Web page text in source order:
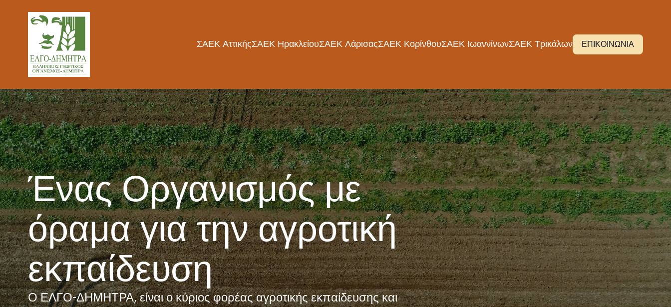
ΣΑΕΚ ΑττικήςΣΑΕΚ ΗρακλείουΣΑΕΚ ΛάρισαςΣΑΕΚ ΚορίνθουΣΑΕΚ ΙωαννίνωνΣΑΕΚ Τρικάλων ΕΠΙΚΟΙΝΩΝΙΑ
Ένας Οργανισμός με
όραμα για την αγροτική
εκπαίδευση
Ο ΕΛΓΟ-ΔΗΜΗΤΡΑ, είναι ο κύριος φορέας αγροτικής εκπαίδευσης και